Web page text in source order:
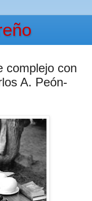
complejo con
A. Peón-